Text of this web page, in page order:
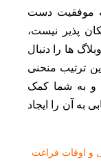
به موفقیت دست
پذیر نیست،
ها را دنبال
ترتیب منحنی
و به شما کمک
به آن را ایجاد
اوقات فراغت